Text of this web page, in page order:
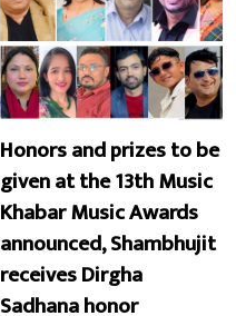
Honors and prizes to be
given at the 13th Music
Khabar Music Awards
announced, Shambhujit
receives Dirgha
Sadhana honor